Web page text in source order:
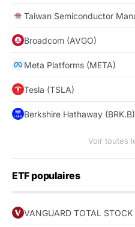
Taiwan Semiconductor
Broadcom (AVGO)
Meta Platforms (META)
Tesla (TSLA)
Berkshire Hathaway (BRK.B)
Voir toutes
ETF populaires
VANGUARD TOTAL